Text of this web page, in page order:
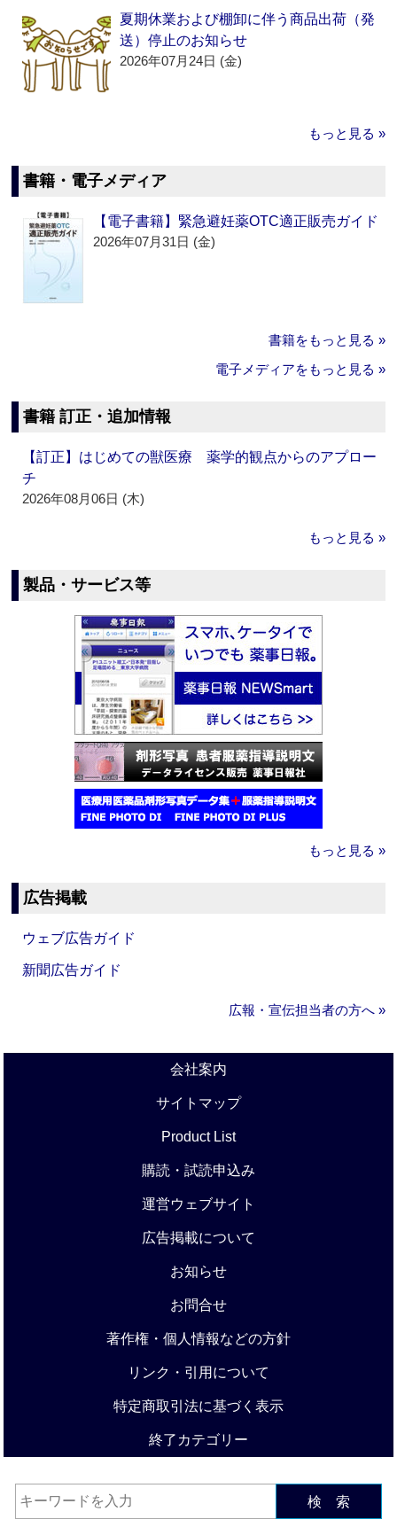
夏期休業および棚卸に伴う商品出荷（発
送）停止のお知らせ
2026年07月24日 (金)
もっと見る »
書籍・電子メディア
【電子書籍】緊急避妊薬OTC適正販売ガイド
2026年07月31日 (金)
書籍をもっと見る »
電子メディアをもっと見る »
書籍 訂正・追加情報
【訂正】はじめての獣医療 薬学的観点からのアプロー
チ
2026年08月06日 (木)
もっと見る »
製品・サービス等
もっと見る »
広告掲載
ウェブ広告ガイド
新聞広告ガイド
広報・宣伝担当者の方へ »
会社案内
サイトマップ
Product List
購読・試読申込み
運営ウェブサイト
広告掲載について
お知らせ
お問合せ
著作権・個人情報などの方針
リンク・引用について
特定商取引法に基づく表示
終了カテゴリー
検 索